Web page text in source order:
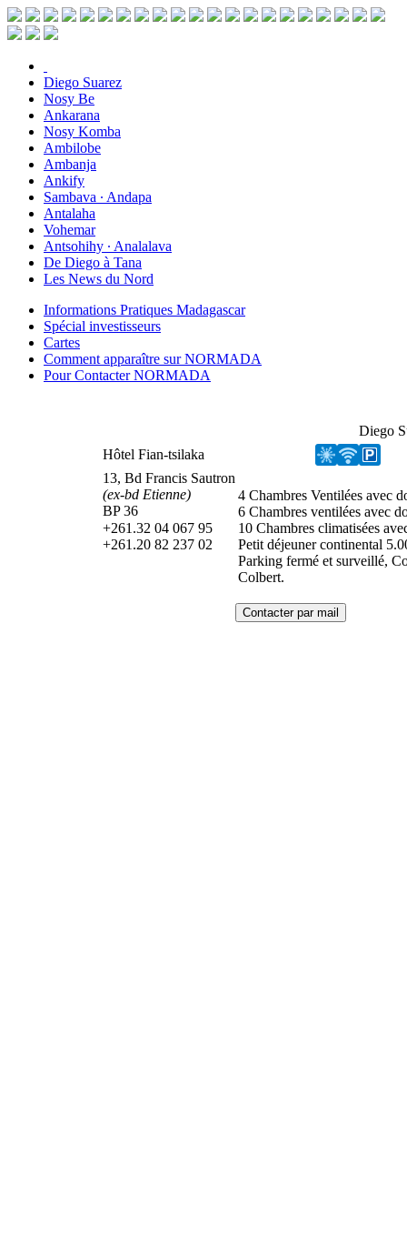
Diego Suarez
Nosy Be
Ankarana
Nosy Komba
Ambilobe
Ambanja
Ankify
Sambava ∙ Andapa
Antalaha
Vohemar
Antsohihy ∙ Analalava
De Diego à Tana
Les News du Nord
Informations Pratiques Madagascar
Spécial investisseurs
Cartes
Comment apparaître sur NORMADA
Pour Contacter NORMADA
Diego
Hôtel Fian-tsilaka
13, Bd Francis Sautron
(ex-bd Etienne)
BP 36
+261.32 04 067 95
+261.20 82 237 02
4 Chambres Ventilées avec
6 Chambres ventilées avec
10 Chambres climatisées
Petit déjeuner continental
Parking fermé et surveillé,
Colbert.